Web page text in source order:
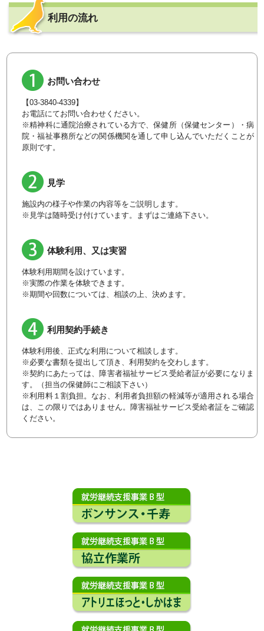
利用の流れ
お問い合わせ
【03-3840-4339】
お電話にてお問い合わせください。
※精神科に通院治療されている方で、保健所（保健センター）・病
院・福祉事務所などの関係機関を通して申し込んでいただくことが
原則です。
見学
施設内の様子や作業の内容等をご説明します。
※見学は随時受け付けています。まずはご連絡下さい。
体験利用、又は実習
体験利用期間を設けています。
※実際の作業を体験できます。
※期間や回数については、相談の上、決めます。
利用契約手続き
体験利用後、正式な利用について相談します。
※必要な書類を提出して頂き、利用契約を交わします。
※契約にあたっては、障害者福祉サービス受給者証が必要になりま
す。（担当の保健師にご相談下さい）
※利用料１割負担。なお、利用者負担額の軽減等が適用される場合
は、この限りではありません。障害福祉サービス受給者証をご確認
ください。